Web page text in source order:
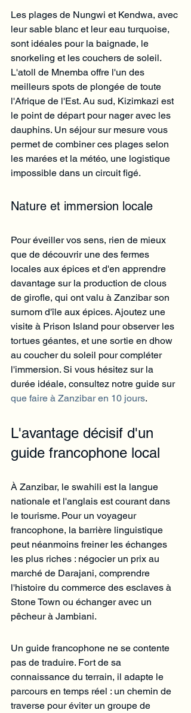
Les plages de Nungwi et Kendwa, avec
leur sable blanc et leur eau turquoise,
sont idéales pour la baignade, le
snorkeling et les couchers de soleil.
L'atoll de Mnemba offre l'un des
meilleurs spots de plongée de toute
l'Afrique de l'Est. Au sud, Kizimkazi est
le point de départ pour nager avec les
dauphins. Un séjour sur mesure vous
permet de combiner ces plages selon
les marées et la météo, une logistique
impossible dans un circuit figé.
Nature et immersion locale
Pour éveiller vos sens, rien de mieux
que de découvrir une des fermes
locales aux épices et d'en apprendre
davantage sur la production de clous
de girofle, qui ont valu à Zanzibar son
surnom d'île aux épices. Ajoutez une
visite à Prison Island pour observer les
tortues géantes, et une sortie en dhow
au coucher du soleil pour compléter
l'immersion. Si vous hésitez sur la
durée idéale, consultez notre guide sur
que faire à Zanzibar en 10 jours.
L'avantage décisif d'un
guide francophone local
À Zanzibar, le swahili est la langue
nationale et l'anglais est courant dans
le tourisme. Pour un voyageur
francophone, la barrière linguistique
peut néanmoins freiner les échanges
les plus riches : négocier un prix au
marché de Darajani, comprendre
l'histoire du commerce des esclaves à
Stone Town ou échanger avec un
pêcheur à Jambiani.
Un guide francophone ne se contente
pas de traduire. Fort de sa
connaissance du terrain, il adapte le
parcours en temps réel : un chemin de
traverse pour éviter un groupe de